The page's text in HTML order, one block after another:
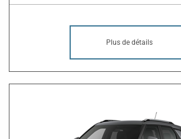
Plus de détails